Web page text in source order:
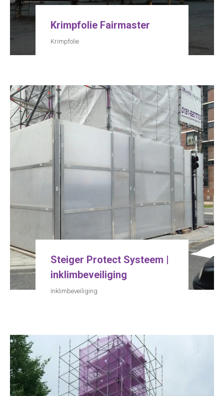
Krimpfolie Fairmaster
Krimpfolie
Steiger Protect Systeem |
inklimbeveiliging
Inklimbeveiliging